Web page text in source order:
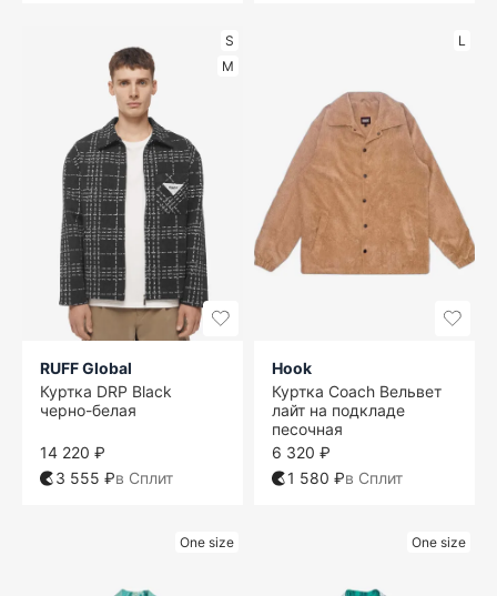
S
M
RUFF Global
Куртка DRP Black
черно-белая
14 220 ₽
3 555 ₽в Сплит
L
Hook
Куртка Coach Вельвет
лайт на подкладе
песочная
6 320 ₽
1 580 ₽в Сплит
One size One size